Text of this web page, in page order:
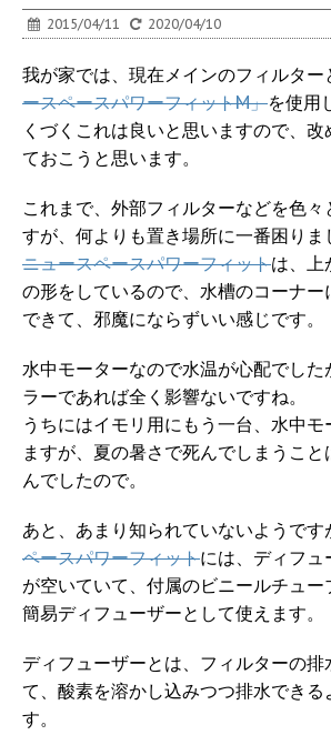
2015/04/11 2020/04/10
我が家では、現在メインのフィルター
ースペースパワーフィットM」を使用
くづくこれは良いと思いますので、
ておこうと思います。
これまで、外部フィルターなどを色
すが、何よりも置き場所に一番困りま
ニュースペースパワーフィットは、上
の形をしているので、水槽のコーナー
できて、邪魔にならずいい感じです。
水中モーターなので水温が心配でし
ラーであれば全く影響ないですね。
うちにはイモリ用にもう一台、水中
ますが、夏の暑さで死んでしまうこ
んでしたので。
あと、あまり知られていないようです
ペースパワーフィットには、ディフュ
が空いていて、付属のビニールチュー
簡易ディフューザーとして使えます。
ディフューザーとは、フィルターの
て、酸素を溶かし込みつつ排水でき
す。